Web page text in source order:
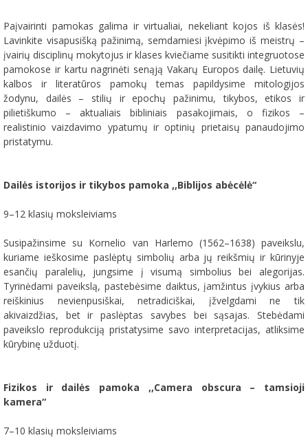
Paįvairinti pamokas galima ir virtualiai, nekeliant kojos iš klasės!
Lavinkite visapusišką pažinimą, semdamiesi įkvėpimo iš meistrų –
įvairių disciplinų mokytojus ir klases kviečiame susitikti integruotose
pamokose ir kartu nagrinėti senąją Vakarų Europos dailę. Lietuvių
kalbos ir literatūros pamokų temas papildysime mitologijos
žodynu, dailės – stilių ir epochų pažinimu, tikybos, etikos ir
pilietiškumo – aktualiais bibliniais pasakojimais, o fizikos –
realistinio vaizdavimo ypatumų ir optinių prietaisų panaudojimo
pristatymu.
Dailės istorijos ir tikybos pamoka ,,Biblijos abėcėlė“
9–12 klasių moksleiviams
Susipažinsime su Kornelio van Harlemo (1562–1638) paveikslu,
kuriame ieškosime paslėptų simbolių arba jų reikšmių ir kūrinyje
esančių paralelių, jungsime į visumą simbolius bei alegorijas.
Tyrinėdami paveikslą, pastebėsime daiktus, įamžintus įvykius arba
reiškinius nevienpusiškai, netradiciškai, įžvelgdami ne tik
akivaizdžias, bet ir paslėptas savybes bei sąsajas. Stebėdami
paveikslo reprodukciją pristatysime savo interpretacijas, atliksime
kūrybinę užduotį.
Fizikos ir dailės pamoka ,,Camera obscura – tamsioji
kamera“
7–10 klasių moksleiviams